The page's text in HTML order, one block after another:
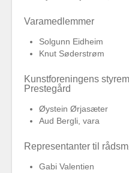
Varamedlemmer
Solgunn Eidheim
Knut Søderstrøm
Kunstforeningens
Prestegård
Øystein Ørjasæter
Aud Bergli, vara
Representanter til
Gabi Valentien